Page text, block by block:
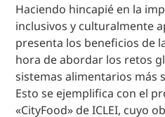
Haciendo hincapié en la
inclusivos y culturalmente
presenta los beneficios de
hora de abordar los retos
sistemas alimentarios más
Esto se ejemplifica con el
«CityFood» de ICLEI, cuyo